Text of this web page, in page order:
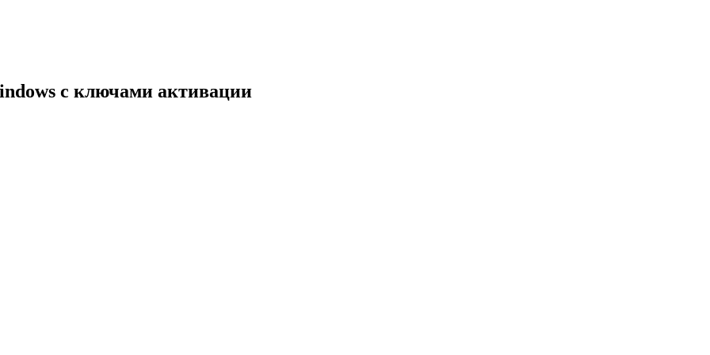
с ключами активации